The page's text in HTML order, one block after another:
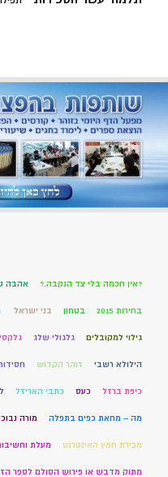
?אין חכמה בלי צד הנקבה.? אהבה
בחירות 2015 בטחון בני ישראל
גילוי למקובלים גלגולי שלג
הילולא רשבי זוהר הקדוש
כיפת ברזל כעס כתבי האריזל
מה – מחאת כפים בתפלה מורה
מכירת חמץ האינטרנט מעלת
מתוק מדבש או פירוש הסולם לספר